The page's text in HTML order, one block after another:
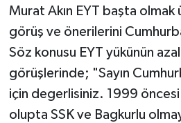
Murat Akın EYT başta
görüş ve önerilerini
Söz konusu EYT yükünün
görüşlerinde; "Sayın
için degerlisiniz. 1999
olupta SSK ve Bagkurlu